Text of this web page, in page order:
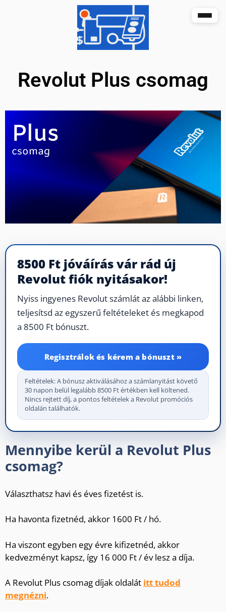
Revolut Plus csomag
8500 Ft jóváírás vár rád új
Revolut fiók nyitásakor!
Nyiss ingyenes Revolut számlát az alábbi linken,
teljesítsd az egyszerű feltételeket és megkapod
a 8500 Ft bónuszt.
Regisztrálok és kérem a bónuszt »
Feltételek: A bónusz aktiválásához a számlanyitást követő
30 napon belül legalább 8500 Ft értékben kell költened.
Nincs rejtett díj, a pontos feltételek a Revolut promóciós
oldalán találhatók.
Mennyibe kerül a Revolut Plus
csomag?
Választhatsz havi és éves fizetést is.
Ha havonta fizetnéd, akkor 1600 Ft / hó.
Ha viszont egyben egy évre kifizetnéd, akkor
kedvezményt kapsz, így 16 000 Ft / év lesz a díja.
A Revolut Plus csomag díjak oldalát itt tudod
megnézni.